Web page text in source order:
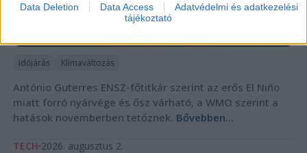
Data Deletion Data Access
Adatvédelmi és adatkezelési
tájékoztató
Időjárás Klímaváltozás
António Guterres ENSZ-főtitkár szerint az erős El Niño
miatt forró nyárvége és ősz várható, a WMO szerint a
hatások novemberben tetőznek. Bővebben...
TECH 2026. augusztus 2.